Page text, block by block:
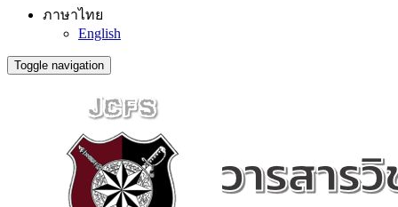
ภาษาไทย
English
Toggle navigation